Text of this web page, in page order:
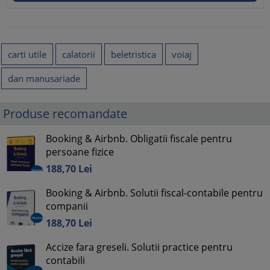
carti utile calatorii beletristica
voiaj
dan manusariade
Produse recomandate
Booking & Airbnb. Obligatii fiscale pentru
persoane fizice
188,70 Lei
Booking & Airbnb. Solutii fiscal-contabile pentru
companii
188,70 Lei
Accize fara greseli. Solutii practice pentru
contabili